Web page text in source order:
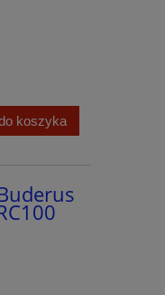
koszyka